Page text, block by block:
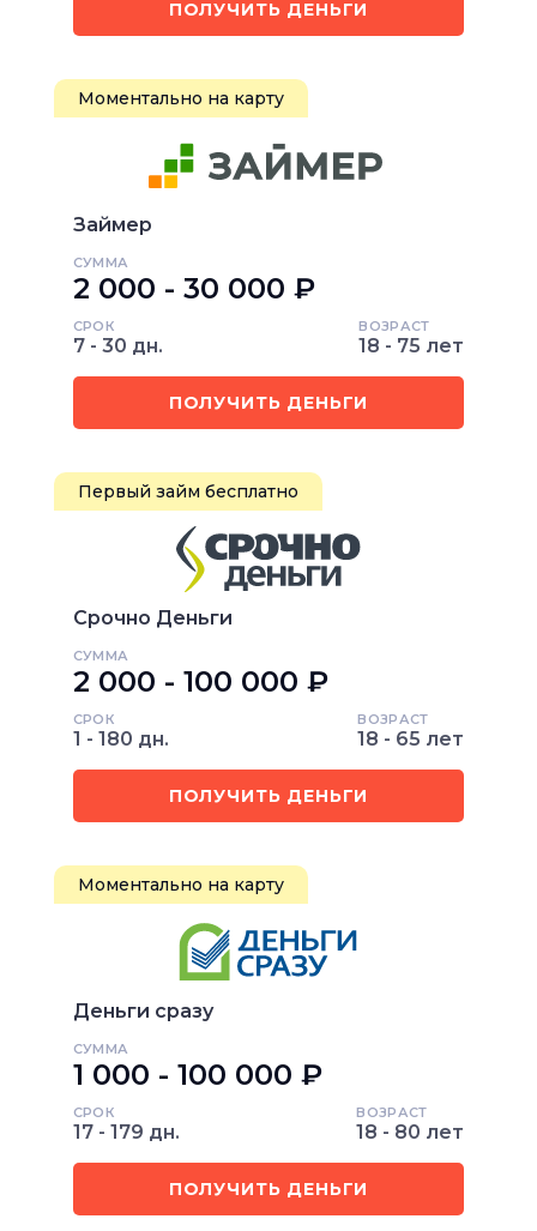
ПОЛУЧИТЬ ДЕНЬГИ
Моментально на карту
Займер
СУММА
2 000 - 30 000 ₽
СРОК
7 - 30 дн.
ВОЗРАСТ
18 - 75 лет
ПОЛУЧИТЬ ДЕНЬГИ
Первый займ бесплатно
Срочно Деньги
СУММА
2 000 - 100 000 ₽
СРОК
1 - 180 дн.
ВОЗРАСТ
18 - 65 лет
ПОЛУЧИТЬ ДЕНЬГИ
Моментально на карту
Деньги сразу
СУММА
1 000 - 100 000 ₽
СРОК
17 - 179 дн.
ВОЗРАСТ
18 - 80 лет
ПОЛУЧИТЬ ДЕНЬГИ